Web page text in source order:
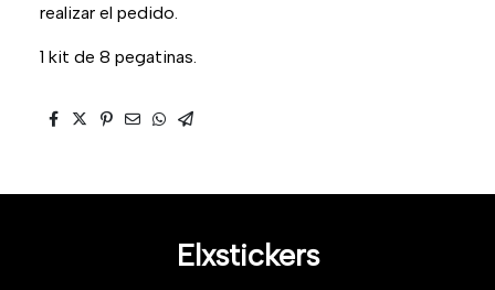
realizar el pedido.
1 kit de 8 pegatinas.
Elxstickers